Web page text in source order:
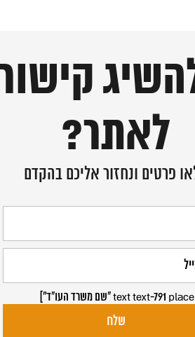
לאתר?
פרטים ונחזור אליכם בהקדם